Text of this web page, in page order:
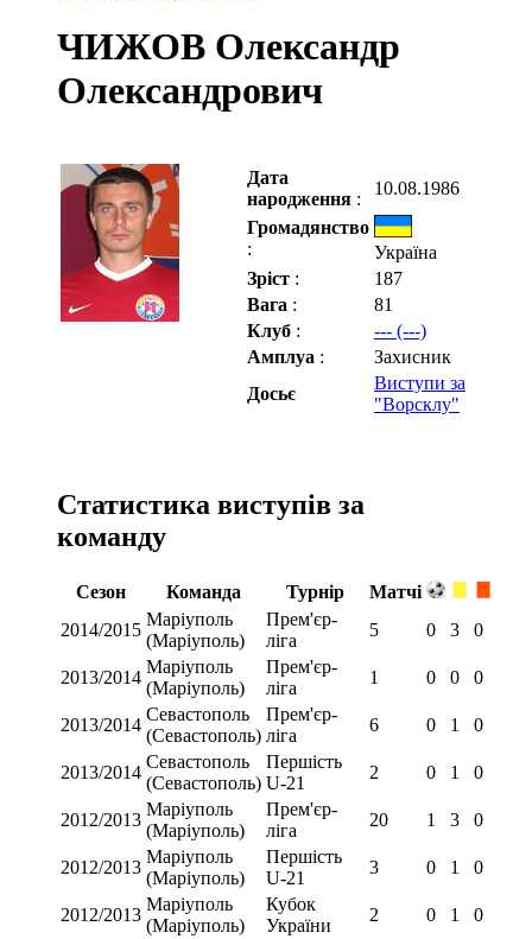
ЧИЖОВ Олександр
Олександрович
Дата
народження :
10.08.1986
Громадянство
:
Україна
Зріст :
187
Вага :
81
Клуб :
--- (---)
Амплуа :
Захисник
Досьє
Виступи за
"Ворсклу"
Статистика виступів за
команду
Сезон Команда Турнір
Матчі
2014/2015
Маріуполь
(Маріуполь)
Прем'єр-
ліга
5 0 3 0
2013/2014
Маріуполь
(Маріуполь)
Прем'єр-
ліга
1 0 0 0
2013/2014
Севастополь
(Севастополь)
Прем'єр-
ліга
6 0 1 0
2013/2014
Севастополь
(Севастополь)
Першість
U-21
2 0 1 0
2012/2013
Маріуполь
(Маріуполь)
Прем'єр-
ліга
20 1 3 0
2012/2013
Маріуполь
(Маріуполь)
Першість
U-21
3 0 1 0
2012/2013
Маріуполь
(Маріуполь)
Кубок
України
2 0 1 0